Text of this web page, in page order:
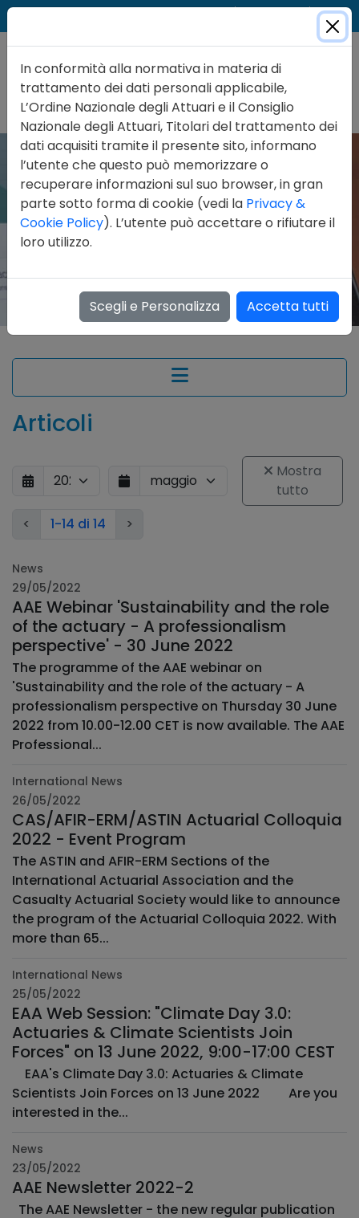
Articoli
Mostra
tutto
<
1-14 di 14 >
News
29/05/2022
AAE Webinar 'Sustainability and the role
of the actuary - A professionalism
perspective' - 30 June 2022
The programme of the AAE webinar on
'Sustainability and the role of the actuary - A
professionalism perspective on Thursday 30 June
2022 from 10.00-12.00 CET is now available. The AAE
Professional...
International News
26/05/2022
CAS/AFIR-ERM/ASTIN Actuarial Colloquia
2022 - Event Program
The ASTIN and AFIR-ERM Sections of the
International Actuarial Association and the
Casualty Actuarial Society would like to announce
the program of the Actuarial Colloquia 2022. With
more than 65...
International News
25/05/2022
EAA Web Session: "Climate Day 3.0:
Actuaries & Climate Scientists Join
Forces" on 13 June 2022, 9:00-17:00 CEST
Scientists Join Forces on 13 June 2022 ­ ­ ­ ­ ­ ­ ­ ­ Are you
interested in the...
News
23/05/2022
AAE Newsletter 2022-2
In conformità alla normativa in materia di
trattamento dei dati personali applicabile,
L’Ordine Nazionale degli Attuari e il Consiglio
Nazionale degli Attuari, Titolari del trattamento dei
dati acquisiti tramite il presente sito, informano
l’utente che questo può memorizzare o
recuperare informazioni sul suo browser, in gran
parte sotto forma di cookie (vedi la Privacy &
Cookie Policy). L’utente può accettare o rifiutare il
loro utilizzo.
Scegli e Personalizza Accetta tutti